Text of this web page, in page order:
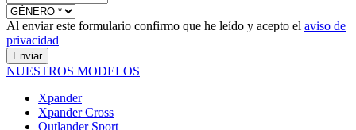
Al enviar este formulario confirmo que he leído y acepto el aviso de
privacidad
Enviar
NUESTROS MODELOS
Xpander
Xpander Cross
Outlander Sport